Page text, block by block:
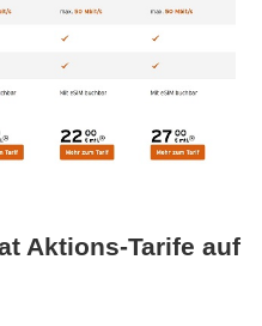
Aktions-Tarife auf